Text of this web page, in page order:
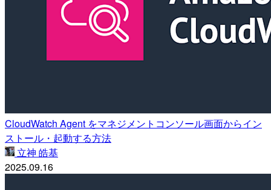
CloudWatch Agent をマネジメントコンソール画面からイン
ストール・起動する方法
立神 皓基
2025.09.16